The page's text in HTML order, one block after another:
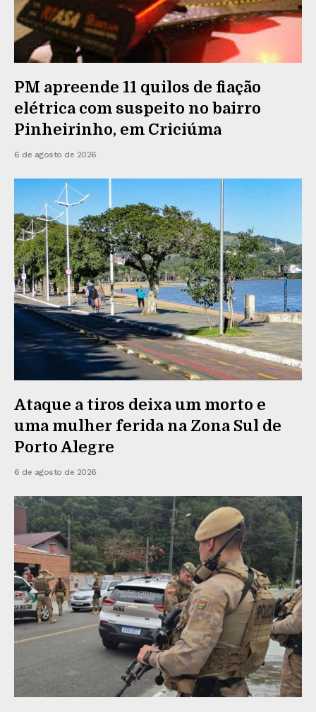
PM apreende 11 quilos de fiação
elétrica com suspeito no bairro
Pinheirinho, em Criciúma
6 de agosto de 2026
Ataque a tiros deixa um morto e
uma mulher ferida na Zona Sul de
Porto Alegre
6 de agosto de 2026